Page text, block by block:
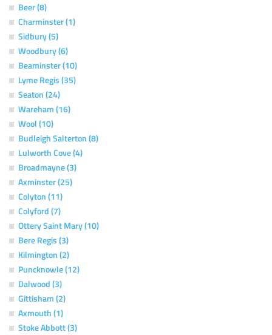
Beer (8)
Charminster (1)
Sidbury (5)
Woodbury (6)
Beaminster (10)
Lyme Regis (35)
Seaton (24)
Wareham (16)
Wool (10)
Budleigh Salterton (8)
Lulworth Cove (4)
Broadmayne (3)
Axminster (25)
Colyton (11)
Colyford (7)
Ottery Saint Mary (10)
Bere Regis (3)
Kilmington (2)
Puncknowle (12)
Dalwood (3)
Gittisham (2)
Axmouth (1)
Stoke Abbott (3)